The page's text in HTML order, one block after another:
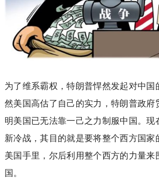
为了维系霸权，特朗普悍然发起对中国
然美国高估了自己的实力，特朗普政府
明美国已无法靠一己之力制服中国。现
新冷战，其目的就是要将整个西方国家
美国手里，尔后利用整个西方的力量来
国。